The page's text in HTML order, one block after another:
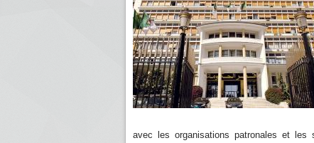
avec les organisations patronales et les